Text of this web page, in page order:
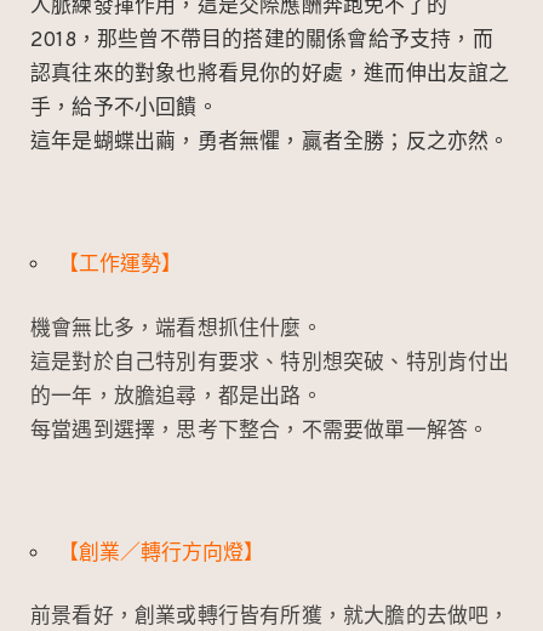
人脈練發揮作用，這是交際應酬奔跑免不了的
2018，那些曾不帶目的搭建的關係會給予支持，而
認真往來的對象也將看見你的好處，進而伸出友誼之
手，給予不小回饋。
這年是蝴蝶出繭，勇者無懼，贏者全勝；反之亦然。
【工作運勢】
機會無比多，端看想抓住什麼。
這是對於自己特別有要求、特別想突破、特別肯付出
的一年，放膽追尋，都是出路。
每當遇到選擇，思考下整合，不需要做單一解答。
【創業／轉行方向燈】
前景看好，創業或轉行皆有所獲，就大膽的去做吧，